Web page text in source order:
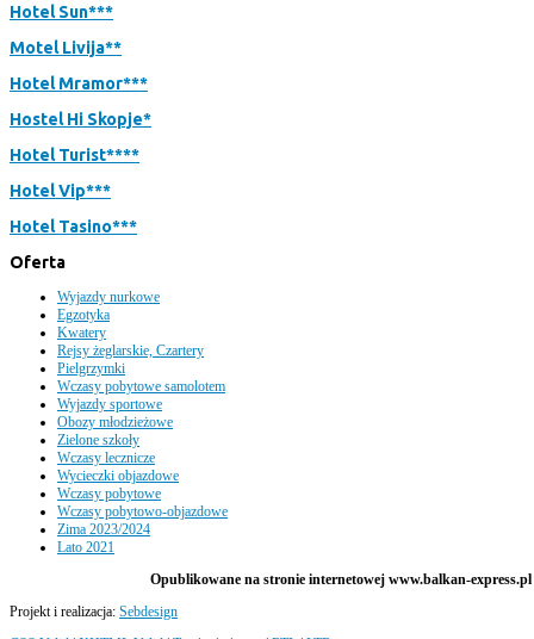
Hotel Sun***
Motel Livija**
Hotel Mramor***
Hostel Hi Skopje*
Hotel Turist****
Hotel Vip***
Hotel Tasino***
Oferta
Wyjazdy nurkowe
Egzotyka
Kwatery
Rejsy żeglarskie, Czartery
Pielgrzymki
Wczasy pobytowe samolotem
Wyjazdy sportowe
Obozy młodzieżowe
Zielone szkoły
Wczasy lecznicze
Wycieczki objazdowe
Wczasy pobytowe
Wczasy pobytowo-objazdowe
Zima 2023/2024
Lato 2021
Opublikowane na stronie internetowej www.balkan-
Projekt i realizacja: Sebdesign